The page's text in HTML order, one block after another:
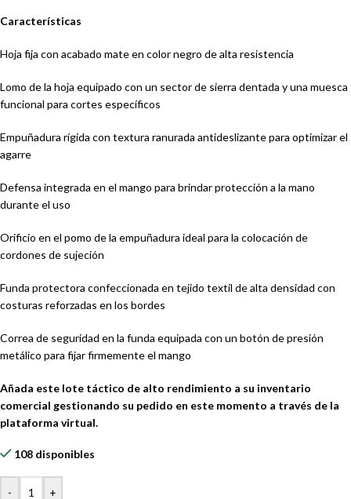
Características
Hoja fija con acabado mate en color negro de alta resistencia
Lomo de la hoja equipado con un sector de sierra dentada y una muesca
funcional para cortes específicos
Empuñadura rígida con textura ranurada antideslizante para optimizar el
agarre
Defensa integrada en el mango para brindar protección a la mano
durante el uso
Orificio en el pomo de la empuñadura ideal para la colocación de
cordones de sujeción
Funda protectora confeccionada en tejido textil de alta densidad con
costuras reforzadas en los bordes
Correa de seguridad en la funda equipada con un botón de presión
metálico para fijar firmemente el mango
Añada este lote táctico de alto rendimiento a su inventario
comercial gestionando su pedido en este momento a través de la
plataforma virtual.
108 disponibles
- +